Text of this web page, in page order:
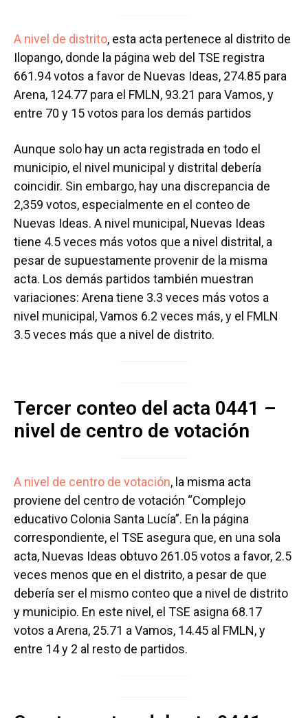
A nivel de distrito, esta acta pertenece al distrito de
Ilopango, donde la página web del TSE registra
661.94 votos a favor de Nuevas Ideas, 274.85 para
Arena, 124.77 para el FMLN, 93.21 para Vamos, y
entre 70 y 15 votos para los demás partidos
Aunque solo hay un acta registrada en todo el
municipio, el nivel municipal y distrital debería
coincidir. Sin embargo, hay una discrepancia de
2,359 votos, especialmente en el conteo de
Nuevas Ideas. A nivel municipal, Nuevas Ideas
tiene 4.5 veces más votos que a nivel distrital, a
pesar de supuestamente provenir de la misma
acta. Los demás partidos también muestran
variaciones: Arena tiene 3.3 veces más votos a
nivel municipal, Vamos 6.2 veces más, y el FMLN
3.5 veces más que a nivel de distrito.
Tercer conteo del acta 0441 –
nivel de centro de votación
A nivel de centro de votación, la misma acta
proviene del centro de votación “Complejo
educativo Colonia Santa Lucía”. En la página
correspondiente, el TSE asegura que, en una sola
acta, Nuevas Ideas obtuvo 261.05 votos a favor, 2.5
veces menos que en el distrito, a pesar de que
debería ser el mismo conteo que a nivel de distrito
y municipio. En este nivel, el TSE asigna 68.17
votos a Arena, 25.71 a Vamos, 14.45 al FMLN, y
entre 14 y 2 al resto de partidos.